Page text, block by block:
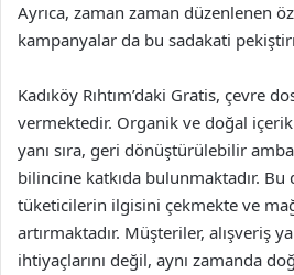
Ayrıca, zaman zaman düzenlenen
kampanyalar da bu sadakati
Kadıköy Rıhtım’daki Gratis, çevre
vermektedir. Organik ve doğal
yanı sıra, geri dönüştürülebilir
bilincine katkıda bulunmaktadır. Bu
tüketicilerin ilgisini çekmekte ve
artırmaktadır. Müşteriler, alışveriş
ihtiyaçlarını değil, aynı zamanda